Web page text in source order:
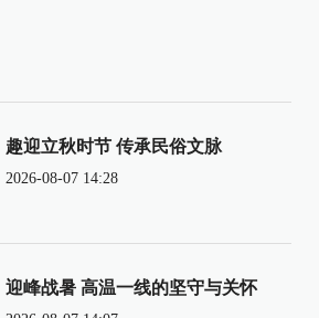
趣迎立秋时节 传承民俗文脉
2026-08-07 14:28
迎峰战暑 高温一线的坚守与关怀